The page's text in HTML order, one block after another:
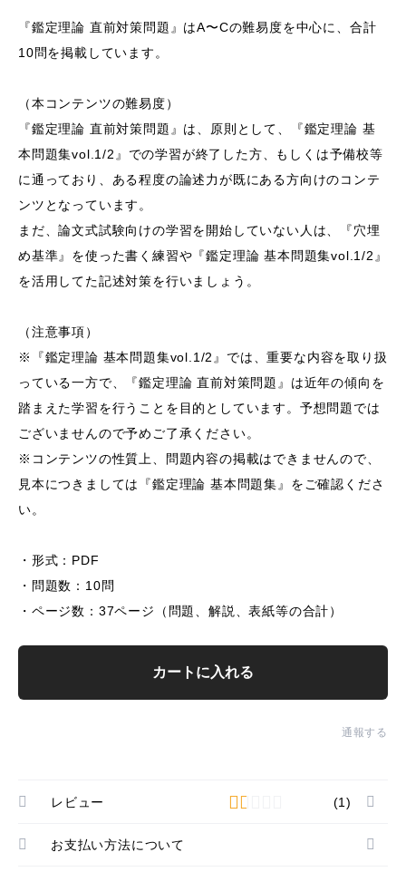
『鑑定理論 直前対策問題』はA〜Cの難易度を中心に、合計
10問を掲載しています。
（本コンテンツの難易度）
『鑑定理論 直前対策問題』は、原則として、『鑑定理論 基
本問題集vol.1/2』での学習が終了した方、もしくは予備校等
に通っており、ある程度の論述力が既にある方向けのコンテ
ンツとなっています。
まだ、論文式試験向けの学習を開始していない人は、『穴埋
め基準』を使った書く練習や『鑑定理論 基本問題集vol.1/2』
を活用してた記述対策を行いましょう。
（注意事項）
※『鑑定理論 基本問題集vol.1/2』では、重要な内容を取り扱
っている一方で、『鑑定理論 直前対策問題』は近年の傾向を
踏まえた学習を行うことを目的としています。予想問題では
ございませんので予めご了承ください。
※コンテンツの性質上、問題内容の掲載はできませんので、
見本につきましては『鑑定理論 基本問題集』をご確認くださ
い。
・形式：PDF
・問題数：10問
・ページ数：37ページ（問題、解説、表紙等の合計）
カートに入れる
通報する
レビュー (1)
お支払い方法について